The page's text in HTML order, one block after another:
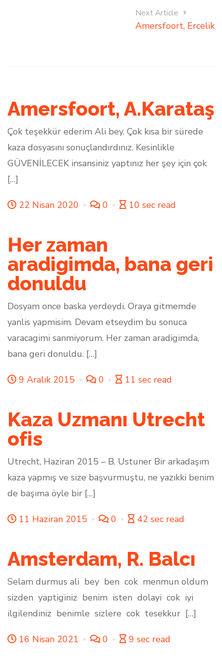
Next Article
Amersfoort, Ercelik
Amersfoort, A.Karataş
Çok teşekkür ederim Ali bey. Çok kısa bir sürede
kaza dosyasını sonuçlandırdınız. Kesinlikle
GÜVENİLECEK insansiniz yaptınız her şey için çok
[…]
22 Nisan 2020 0 10 sec read
Her zaman
aradigimda, bana geri
donuldu
Dosyam once baska yerdeydi. Oraya gitmemde
yanlis yapmisim. Devam etseydim bu sonuca
varacagimi sanmiyorum. Her zaman aradigimda,
bana geri donuldu. […]
9 Aralık 2015 0 11 sec read
Kaza Uzmanı Utrecht
ofis
Utrecht, Haziran 2015 – B. Ustuner Bir arkadaşım
kaza yapmış ve size başvurmuştu, ne yazıkki benim
de başıma öyle bir […]
11 Haziran 2015 0 42 sec read
Amsterdam, R. Balcı
Selam durmus ali bey ben cok menmun oldum
sizden yaptiginiz benim isten dolayi cok iyi
ilgilendiniz benimle sizlere cok tesekkur […]
16 Nisan 2021 0 9 sec read